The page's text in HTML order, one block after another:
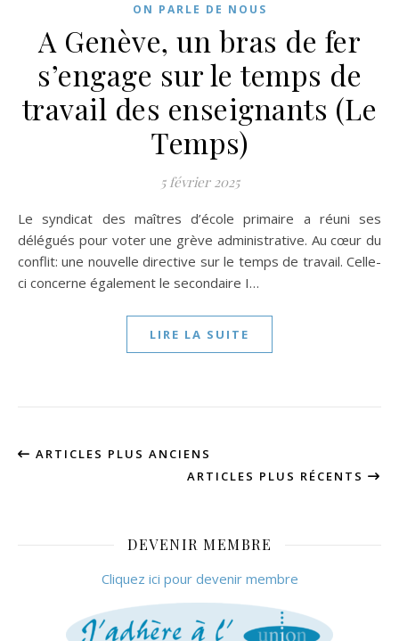
ON PARLE DE NOUS
A Genève, un bras de fer
s’engage sur le temps de
travail des enseignants (Le
Temps)
5 février 2025
Le syndicat des maîtres d’école primaire a réuni ses
délégués pour voter une grève administrative. Au cœur du
conflit: une nouvelle directive sur le temps de travail. Celle-
ci concerne également le secondaire I…
LIRE LA SUITE
ARTICLES PLUS ANCIENS
ARTICLES PLUS RÉCENTS
DEVENIR MEMBRE
Cliquez ici pour devenir membre